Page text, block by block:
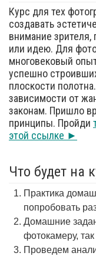
Курс для тех
создавать
внимание зрителя,
или идею. Для
многовековый
успешно
плоскости
зависимости от
законам. Пришло
принципы. Пройди
этой ссылке ►
Что будет на
Практика
попробовать
Домашние
фотокамеру,
Проведем